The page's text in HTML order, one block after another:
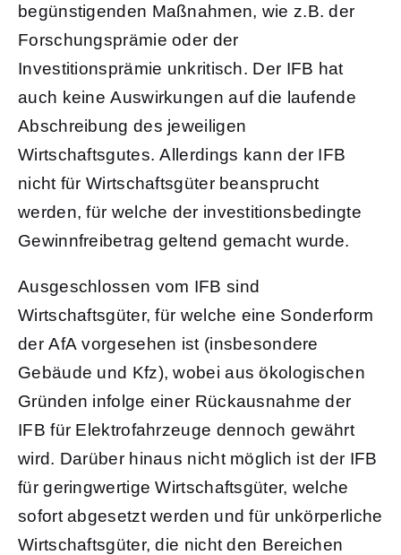
begünstigenden Maßnahmen, wie z.B. der
Forschungsprämie oder der
Investitionsprämie unkritisch. Der IFB hat
auch keine Auswirkungen auf die laufende
Abschreibung des jeweiligen
Wirtschaftsgutes. Allerdings kann der IFB
nicht für Wirtschaftsgüter beansprucht
werden, für welche der investitionsbedingte
Gewinnfreibetrag geltend gemacht wurde.
Ausgeschlossen vom IFB sind
Wirtschaftsgüter, für welche eine Sonderform
der AfA vorgesehen ist (insbesondere
Gebäude und Kfz), wobei aus ökologischen
Gründen infolge einer Rückausnahme der
IFB für Elektrofahrzeuge dennoch gewährt
wird. Darüber hinaus nicht möglich ist der IFB
für geringwertige Wirtschaftsgüter, welche
sofort abgesetzt werden und für unkörperliche
Wirtschaftsgüter, die nicht den Bereichen